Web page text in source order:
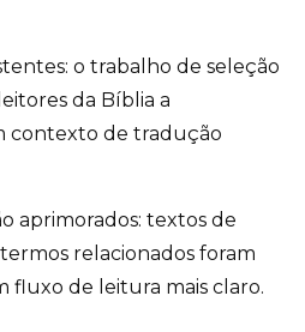
o trabalho de seleção
da Bíblia a
contexto de tradução
aprimorados: textos de
relacionados foram
fluxo de leitura mais claro.